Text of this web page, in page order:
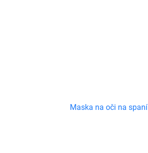
Maska na oči na spaní